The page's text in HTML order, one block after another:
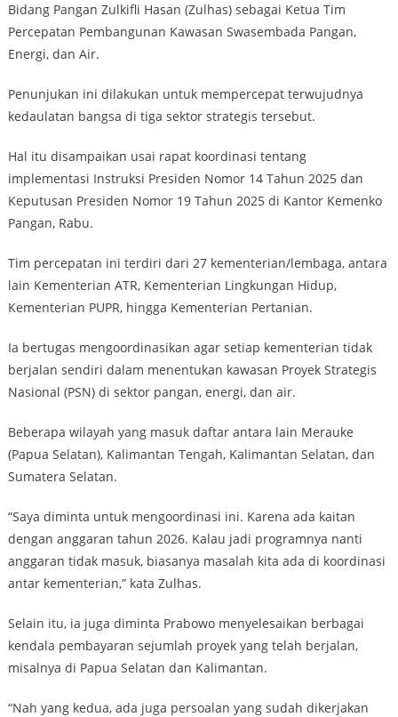
Bidang Pangan Zulkifli Hasan (Zulhas) sebagai Ketua Tim
Percepatan Pembangunan Kawasan Swasembada Pangan,
Energi, dan Air.
Penunjukan ini dilakukan untuk mempercepat terwujudnya
kedaulatan bangsa di tiga sektor strategis tersebut.
Hal itu disampaikan usai rapat koordinasi tentang
implementasi Instruksi Presiden Nomor 14 Tahun 2025 dan
Keputusan Presiden Nomor 19 Tahun 2025 di Kantor Kemenko
Pangan, Rabu.
Tim percepatan ini terdiri dari 27 kementerian/lembaga, antara
lain Kementerian ATR, Kementerian Lingkungan Hidup,
Kementerian PUPR, hingga Kementerian Pertanian.
Ia bertugas mengoordinasikan agar setiap kementerian tidak
berjalan sendiri dalam menentukan kawasan Proyek Strategis
Nasional (PSN) di sektor pangan, energi, dan air.
Beberapa wilayah yang masuk daftar antara lain Merauke
(Papua Selatan), Kalimantan Tengah, Kalimantan Selatan, dan
Sumatera Selatan.
“Saya diminta untuk mengoordinasi ini. Karena ada kaitan
dengan anggaran tahun 2026. Kalau jadi programnya nanti
anggaran tidak masuk, biasanya masalah kita ada di koordinasi
antar kementerian,” kata Zulhas.
Selain itu, ia juga diminta Prabowo menyelesaikan berbagai
kendala pembayaran sejumlah proyek yang telah berjalan,
misalnya di Papua Selatan dan Kalimantan.
“Nah yang kedua, ada juga persoalan yang sudah dikerjakan